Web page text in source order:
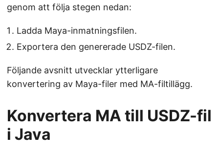
genom att följa stegen nedan:
Ladda Maya-inmatningsfilen.
Exportera den genererade USDZ-filen.
Följande avsnitt utvecklar ytterligare
konvertering av Maya-filer med MA-filtillägg.
Konvertera MA till USDZ-fil
i Java